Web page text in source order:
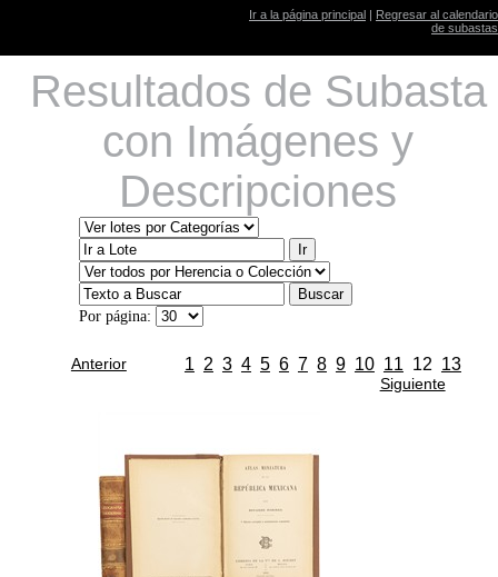
Ir a la página principal | Regresar al calendario
de subastas
Resultados de Subasta
con Imágenes y
Descripciones
Por página:
Anterior 1 2 3 4 5 6 7 8 9 10 11 12 13
Siguiente